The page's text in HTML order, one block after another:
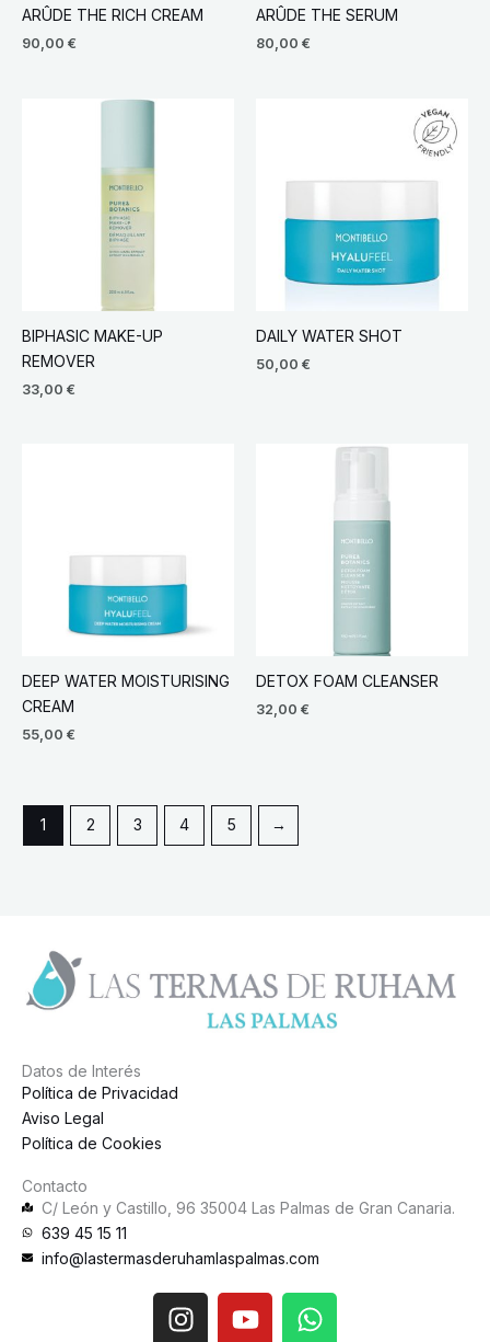
ARÛDE THE RICH CREAM
90,00 €
ARÛDE THE SERUM
80,00 €
BIPHASIC MAKE-UP
REMOVER
33,00 €
DAILY WATER SHOT
50,00 €
DEEP WATER MOISTURISING
CREAM
55,00 €
DETOX FOAM CLEANSER
32,00 €
1 2 3 4 5 →
Datos de Interés
Política de Privacidad
Aviso Legal
Política de Cookies
Contacto
C/ León y Castillo, 96 35004 Las Palmas de Gran Canaria.
639 45 15 11
info@lastermasderuhamlaspalmas.com
I
n
Y
o
W
h